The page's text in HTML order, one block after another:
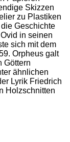
Skizzen
zu Plastiken
Geschichte
in seinen
sich mit dem
Orpheus galt
Göttern
ähnlichen
Lyrik Friedrich
Holzschnitten